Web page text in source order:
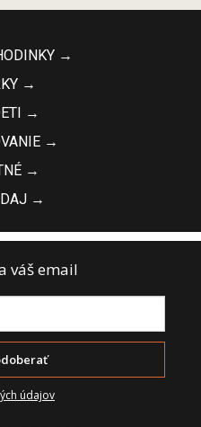
→
→
→
→
→
→
váš email
údajov